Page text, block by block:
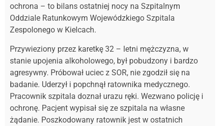
ochrona – to bilans ostatniej nocy na Szpitalnym
Oddziale Ratunkowym Wojewódzkiego Szpitala
Zespolonego w Kielcach.
Przywieziony przez karetkę 32 – letni mężczyzna, w
stanie upojenia alkoholowego, był pobudzony i bardzo
agresywny. Próbował uciec z SOR, nie zgodził się na
badanie. Uderzył i popchnął ratownika medycznego.
Pracownik szpitala doznał urazu ręki. Wezwano policję i
ochronę. Pacjent wypisał się ze szpitala na własne
żądanie. Poszkodowany ratownik jest w ostatnich